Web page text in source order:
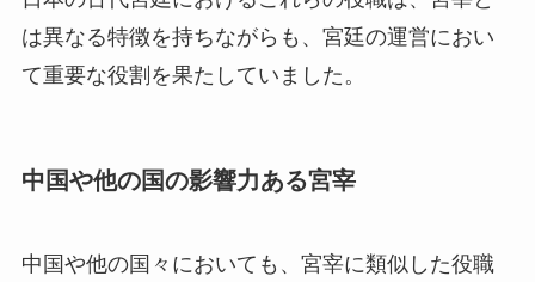
は異なる特徴を持ちながらも、宮廷の運営におい
て重要な役割を果たしていました。
中国や他の国の影響力ある宮宰
中国や他の国々においても、宮宰に類似した役職